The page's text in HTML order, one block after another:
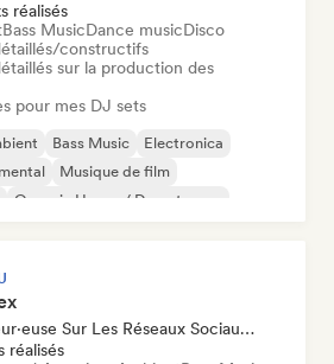
réalisés
Bass MusicDance musicDisco
constructifs
sur la production des
pour mes DJ sets
Bass Music
Electronica
Musique de film
Organic House / Downtempo
Influenceur·euse Sur Les Réseaux Sociaux, Spécialiste Son
réalisés